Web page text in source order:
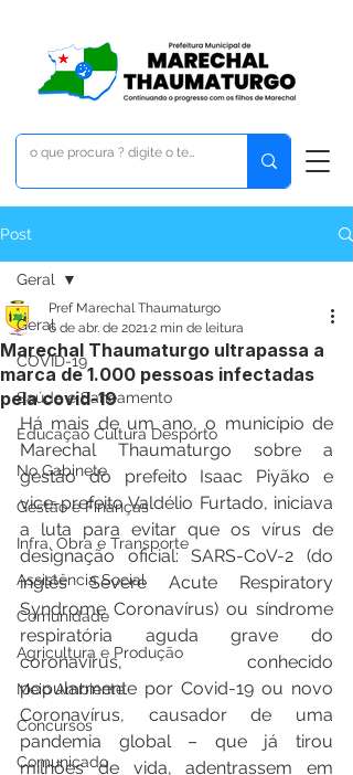
Post
Geral
COVID-19
Saúde e Saneamento
Educação Cultura Desporto
No Gabinete
Gestão e Finanças
Infra, Obra e Transporte
Assistência Social
Comunidade
Agricultura e Produção
Meio Ambiente
Concursos
Comunicado
Geral
Marechal Thaumaturgo ultrapassa a
marca de 1.000 pessoas infectadas
pela covid-19
Pref Marechal Thaumaturgo
6 de abr. de 20212 min de leitura
Há mais de um ano, o município de
Marechal Thaumaturgo sobre a
gestão do prefeito Isaac Piyãko e
vice-prefeito Valdélio Furtado, iniciava
a luta para evitar que os vírus de
designação oficial: SARS-CoV-2 (do
inglês Severe Acute Respiratory
Syndrome Coronavírus) ou síndrome
respiratória aguda grave do
coronavírus, conhecido
popularmente por Covid-19 ou novo
Coronavírus, causador de uma
pandemia global – que já tirou
milhões de vida, adentrassem em